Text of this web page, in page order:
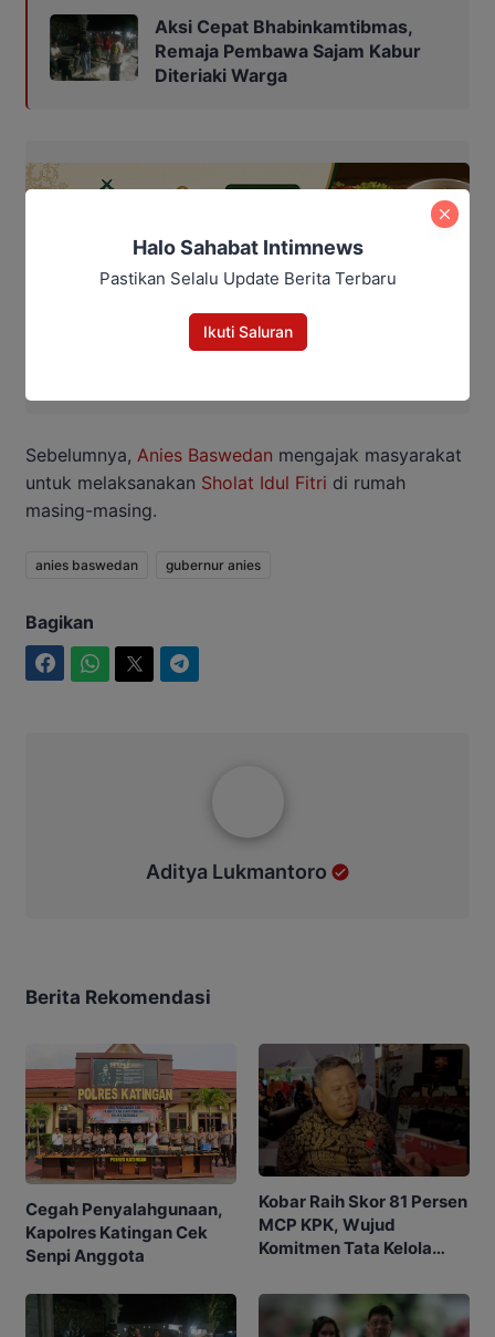
Aksi Cepat Bhabinkamtibmas,
Remaja Pembawa Sajam Kabur
Diteriaki Warga
Sebelumnya, Anies Baswedan mengajak masyarakat
untuk melaksanakan Sholat Idul Fitri di rumah
masing-masing.
anies baswedan gubernur anies
Bagikan
Aditya Lukmantoro
Berita Rekomendasi
Cegah Penyalahgunaan,
Kapolres Katingan Cek
Senpi Anggota
Kobar Raih Skor 81 Persen
MCP KPK, Wujud
Komitmen Tata Kelola
Halo Sahabat Intimnews
Pastikan Selalu Update Berita Terbaru
Ikuti Saluran